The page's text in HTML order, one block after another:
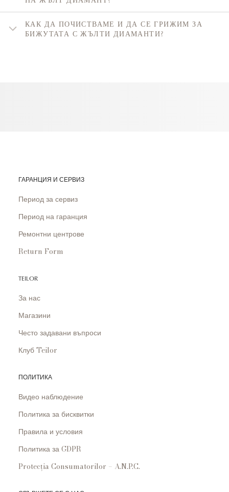
КАК ДА ПОЧИСТВАМЕ И ДА СЕ ГРИЖИМ ЗА
БИЖУТАТА С ЖЪЛТИ ДИАМАНТИ?
ГАРАНЦИЯ И СЕРВИЗ
Период за сервиз
Период на гаранция
Ремонтни центрове
Return Form
TEILOR
За нас
Магазини
Често задавани въпроси
Клуб Teilor
ПОЛИТИКА
Видео наблюдение
Политика за бисквитки
Правила и условия
Политика за GDPR
Protecția Consumatorilor – A.N.P.C.